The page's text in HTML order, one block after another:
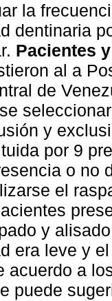
la
dentinaria
Pacientes
al a
de
y
por 9
o no
el
y
era leve y
acuerdo a
puede